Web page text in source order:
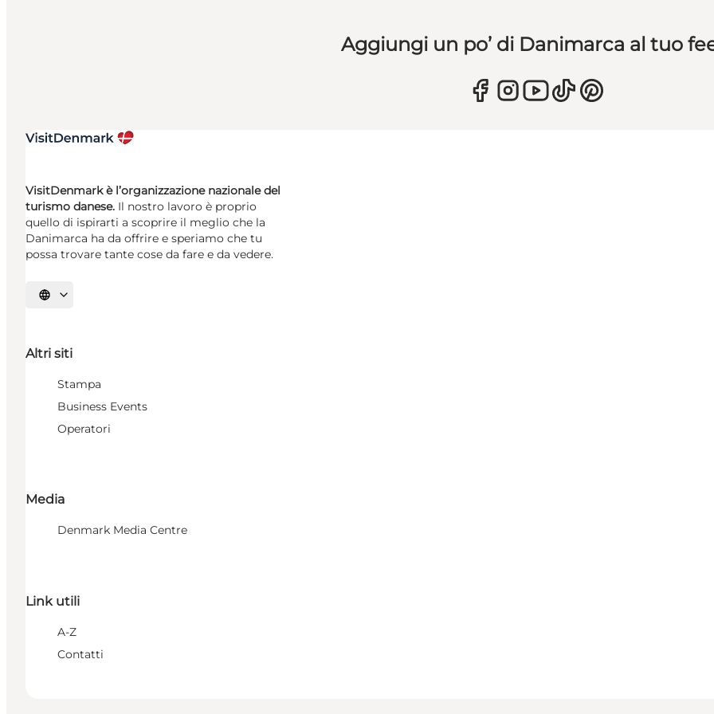
Aggiungi un po’ di Danimarca al tuo
VisitDenmark è l’organizzazione nazionale del
turismo danese. Il nostro lavoro è proprio
quello di ispirarti a scoprire il meglio che la
Danimarca ha da offrire e speriamo che tu
possa trovare tante cose da fare e da vedere.
Seleziona la lingua
Altri siti
Stampa
Business Events
Operatori
Media
Denmark Media Centre
Link utili
A-Z
Contatti